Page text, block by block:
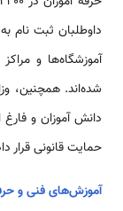
آموزشگاه‌ها و
شده‌اند. هم­چنین،
دانش آموزان و
حمایت قانونی قرار
آموزش‌های فنی و